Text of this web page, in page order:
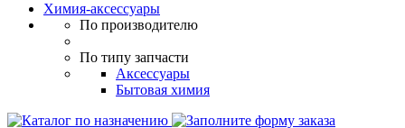
Химия-аксессуары
По производителю
По типу запчасти
Аксессуары
Бытовая химия